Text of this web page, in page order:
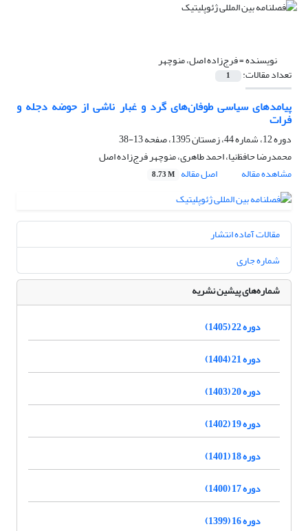
نویسنده =فرج‌زاده اصل، منوچهر
تعداد مقالات: 1
پیامدهای سیاسی طوفان‌های گرد و غبار ناشی از حوضه دجله و
فرات
دوره 12، شماره 44، زمستان 1395، صفحه
13-38
محمدرضا حافظ‌نیا، احمد طاهری، منوچهر فرج‌زاده اصل
مشاهده مقاله
اصل مقاله 8.73 M
مقالات آماده انتشار
شماره جاری
شماره‌های پیشین نشریه
دوره 22 (1405)
دوره 21 (1404)
دوره 20 (1403)
دوره 19 (1402)
دوره 18 (1401)
دوره 17 (1400)
دوره 16 (1399)